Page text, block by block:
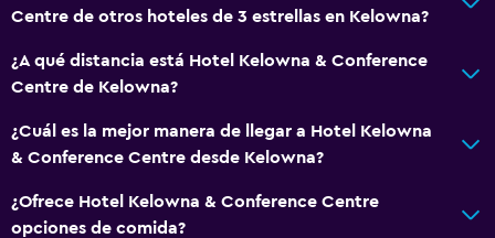
Centre de otros hoteles de 3 estrellas en Kelowna?
¿A qué distancia está Hotel Kelowna & Conference
Centre de Kelowna?
¿Cuál es la mejor manera de llegar a Hotel Kelowna
& Conference Centre desde Kelowna?
¿Ofrece Hotel Kelowna & Conference Centre
opciones de comida?